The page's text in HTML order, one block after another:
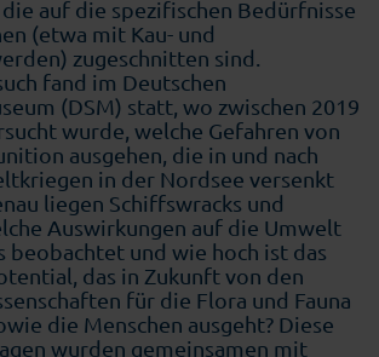
auf die spezifischen Bedürfnisse
(etwa mit Kau- und
zugeschnitten sind.
fand im Deutschen
(DSM) statt, wo zwischen 2019
wurde, welche Gefahren von
ausgehen, die in und nach
in der Nordsee versenkt
liegen Schiffswracks und
Auswirkungen auf die Umwelt
beobachtet und wie hoch ist das
das in Zukunft von den
für die Flora und Fauna
die Menschen ausgeht? Diese
wurden gemeinsamen mit